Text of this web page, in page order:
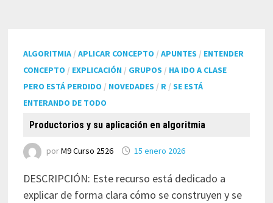
ALGORITMIA /APLICAR CONCEPTO /APUNTES / ENTENDER
CONCEPTO / EXPLICACIÓN / GRUPOS / HA IDO A CLASE
PERO ESTÁ PERDIDO / NOVEDADES / R /SE ESTÁ
ENTERANDO DE TODO
Productorios y su aplicación en algoritmia
porM9 Curso 2526 15 enero 2026
DESCRIPCIÓN: Este recurso está dedicado a
explicar de forma clara cómo se construyen y se